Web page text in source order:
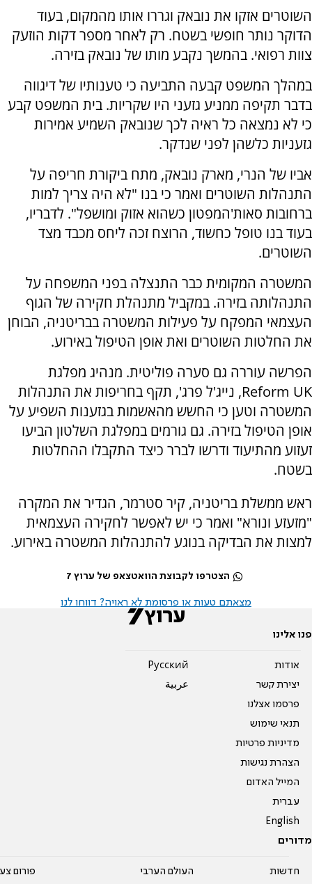
השוטרים אזקו את נובאק וגררו אותו מהמקום, בעוד
הדוקר נותר חופשי בשטח. רק לאחר מספר דקות הוזעק
צוות רפואי. בהמשך נקבע מותו של נובאק בזירה.
במהלך המשפט קבעה התביעה כי טענותיו של דיגווה
בדבר תקיפה ממניע גזעני היו שקריות. בית המשפט קבע
כי לא נמצאה כל ראיה לכך שנובאק השמיע אמירות
גזעניות כלשהן לפני שנדקר.
אביו של הנרי, מארק נובאק, מתח ביקורת חריפה על
התנהלות השוטרים ואמר כי בנו "לא היה צריך למות
ברחובות סאות'המפטון כשהוא אזוק ומושפל". לדבריו,
בעוד בנו טופל כחשוד, הרוצח זכה ליחס מכבד מצד
השוטרים.
המשטרה המקומית כבר התנצלה בפני המשפחה על
התנהלותה בזירה. במקביל מתנהלת חקירה של הגוף
העצמאי המפקח על פעילות המשטרה בבריטניה, הבוחן
את החלטות השוטרים ואת אופן הטיפול באירוע.
הפרשה עוררה גם סערה פוליטית. מנהיג מפלגת
Reform UK, נייג'ל פרג', תקף בחריפות את התנהלות
המשטרה וטען כי החשש מהאשמות בגזענות השפיע על
אופן הטיפול בזירה. גם גורמים במפלגת השלטון הביעו
זעזוע מהתיעוד ודרשו לברר כיצד התקבלו ההחלטות
בשטח.
ראש ממשלת בריטניה, קיר סטרמר, הגדיר את המקרה
"מזעזע ונורא" ואמר כי יש לאפשר לחקירה העצמאית
למצות את הבדיקה בנוגע להתנהלות המשטרה באירוע.
הצטרפו לקבוצת הוואטצאפ של ערוץ 7
מצאתם טעות או פרסומת לא ראויה? דווחו לנו
פנו אלינו
אודות
יצירת קשר
פרסמו אצלנו
תנאי שימוש
מדיניות פרטיות
הצהרת נגישות
המייל האדום
עברית
English
Pусский
عربية
מדורים
חדשות העולם הערבי פורום